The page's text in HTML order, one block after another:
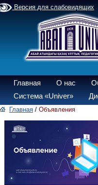
Версия для слабовидящих
Главная О нас
Система «Univer»
Главная / Объявления